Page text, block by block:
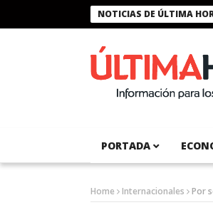
NOTICIAS DE ÚLTIMA
Presidente Bukele condecora a
PORTADA
Home Internacionales Por